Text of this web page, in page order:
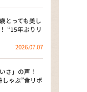
チ～
い！
とっても美し
“15年ぶりリ
2026.07.07
さ」の声！
ゃぶ”食リポ